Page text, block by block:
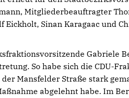
Mitgliederbeauftragter
Eickholt, Sinan Karagaac und
Gabriele
So habe sich die CDU-
der Mansfelder Straße stark
abgelehnt habe. Im